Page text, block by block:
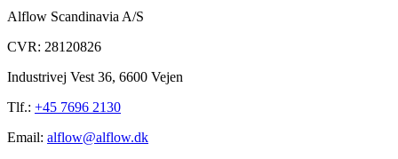
Alflow Scandinavia A/S
CVR: 28120826
Industrivej Vest 36, 6600 Vejen
Tlf.: +45 7696 2130
Email: alflow@alflow.dk